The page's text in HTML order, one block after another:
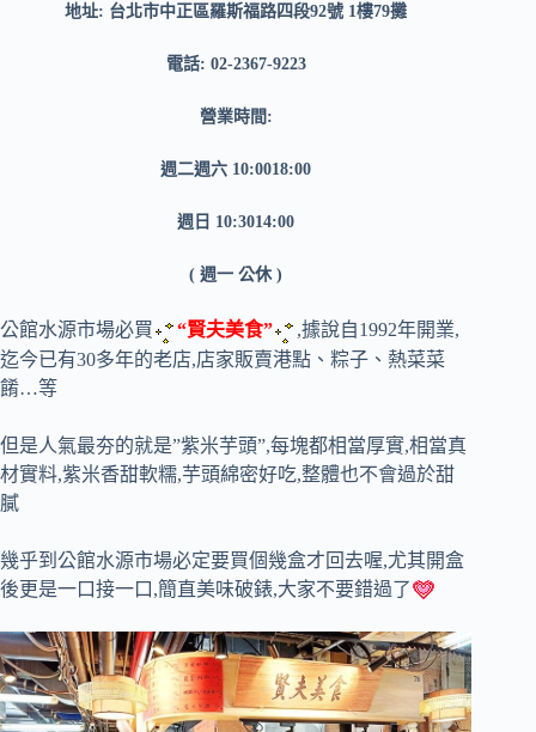
地址: 台北市中正區羅斯福路四段92號 1樓79攤
電話: 02-2367-9223
營業時間:
週二週六 10:0018:00
週日 10:3014:00
( 週一 公休 )
公館水源市場必買 “賢夫美食”
,據說自1992年開業,
迄今已有30多年的老店,店家販賣港點、粽子、熱菜菜
餚…等
但是人氣最夯的就是”紫米芋頭”,每塊都相當厚實,相當真
材實料,紫米香甜軟糯,芋頭綿密好吃,整體也不會過於甜
膩
幾乎到公館水源市場必定要買個幾盒才回去喔,尤其開盒
後更是一口接一口,簡直美味破錶,大家不要錯過了